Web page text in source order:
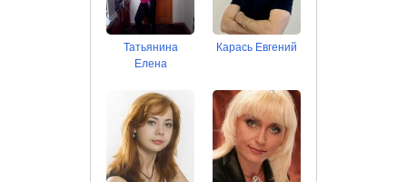
Татьянина
Елена
Карась Евгений